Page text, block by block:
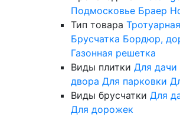
Подмосковье Браер
Тип товара
Брусчатка Бордюр,
Газонная решетка
Виды плитки Для дачи
двора Для парковки
Виды брусчатки Для
Для дорожек